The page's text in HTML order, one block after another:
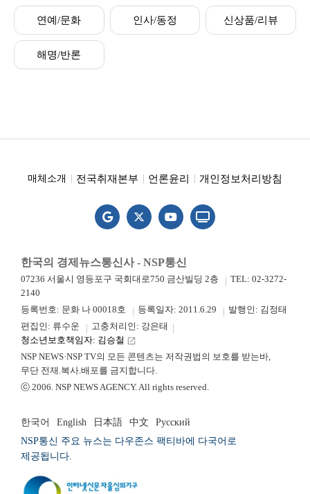
연예/문화 인사/동정 신상품/리뷰
해명/반론
매체소개 전국취재본부 언론윤리 개인정보처리방침
한국의 경제뉴스통신사 - NSP통신
07236 서울시 영등포구 국회대로750 금산빌딩 2층
TEL: 02-3272-
2140
등록번호: 문화 나 00018호
등록일자: 2011.6.29
발행인: 김정태
편집인: 류수운
고충처리인: 강은태
청소년보호책임자: 김승철 launch
NSP NEWS·NSP TV의 모든 콘텐츠는 저작권법의 보호를 받는바,
무단 전재.복사.배포를 금지합니다.
ⓒ 2006. NSP NEWS AGENCY. All rights reserved.
한국어 English 日本語 中文
Русский
NSP통신 주요 뉴스는 다우존스 팩티바에 다국어로
제공됩니다.